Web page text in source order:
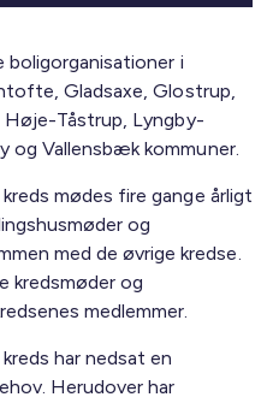
boligorganisationer i
Gladsaxe, Glostrup,
Høje-Tåstrup, Lyngby-
og Vallensbæk kommuner.
mødes fire gange årligt
og
med de øvrige kredse.
kredsmøder og
medlemmer.
har nedsat en
Herudover har